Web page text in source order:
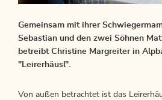
Gemeinsam mit ihrer
Sebastian und den zwei Söhnen
betreibt Christine Margreiter in
"Leirerhäusl".
Von außen betrachtet ist das